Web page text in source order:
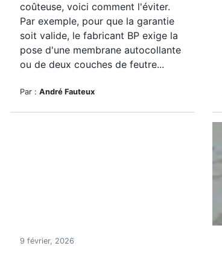
coûteuse, voici comment l'éviter.
Par exemple, pour que la garantie
soit valide, le fabricant BP exige la
pose d'une membrane autocollante
ou de deux couches de feutre...
Par : André Fauteux
9 février, 2026